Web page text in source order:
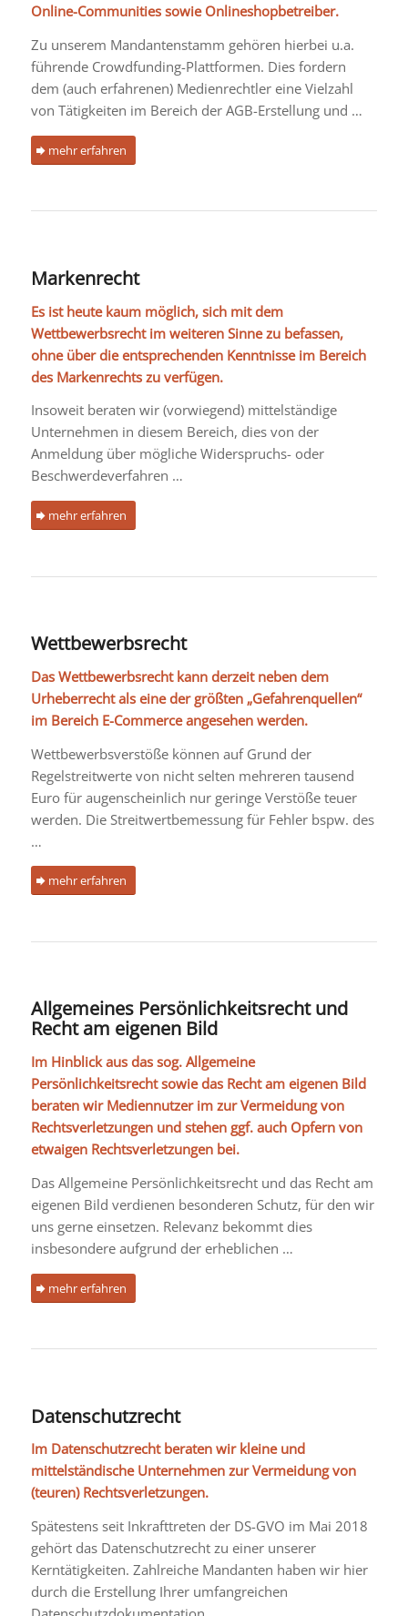
Online-Communities sowie Onlineshopbetreiber.
Zu unserem Mandantenstamm gehören hierbei u.a.
führende Crowdfunding-Plattformen. Dies fordern
dem (auch erfahrenen) Medienrechtler eine Vielzahl
von Tätigkeiten im Bereich der AGB-Erstellung und …
mehr erfahren
Markenrecht
Es ist heute kaum möglich, sich mit dem
Wettbewerbsrecht im weiteren Sinne zu befassen,
ohne über die entsprechenden Kenntnisse im Bereich
des Markenrechts zu verfügen.
Insoweit beraten wir (vorwiegend) mittelständige
Unternehmen in diesem Bereich, dies von der
Anmeldung über mögliche Widerspruchs- oder
Beschwerdeverfahren …
mehr erfahren
Wettbewerbsrecht
Das Wettbewerbsrecht kann derzeit neben dem
Urheberrecht als eine der größten „Gefahrenquellen“
im Bereich E-Commerce angesehen werden.
Wettbewerbsverstöße können auf Grund der
Regelstreitwerte von nicht selten mehreren tausend
Euro für augenscheinlich nur geringe Verstöße teuer
werden. Die Streitwertbemessung für Fehler bspw. des
…
mehr erfahren
Allgemeines Persönlichkeitsrecht und
Recht am eigenen Bild
Im Hinblick aus das sog. Allgemeine
Persönlichkeitsrecht sowie das Recht am eigenen Bild
beraten wir Mediennutzer im zur Vermeidung von
Rechtsverletzungen und stehen ggf. auch Opfern von
etwaigen Rechtsverletzungen bei.
Das Allgemeine Persönlichkeitsrecht und das Recht am
eigenen Bild verdienen besonderen Schutz, für den wir
uns gerne einsetzen. Relevanz bekommt dies
insbesondere aufgrund der erheblichen …
mehr erfahren
Datenschutzrecht
Im Datenschutzrecht beraten wir kleine und
mittelständische Unternehmen zur Vermeidung von
(teuren) Rechtsverletzungen.
Spätestens seit Inkrafttreten der DS-GVO im Mai 2018
gehört das Datenschutzrecht zu einer unserer
Kerntätigkeiten. Zahlreiche Mandanten haben wir hier
durch die Erstellung Ihrer umfangreichen